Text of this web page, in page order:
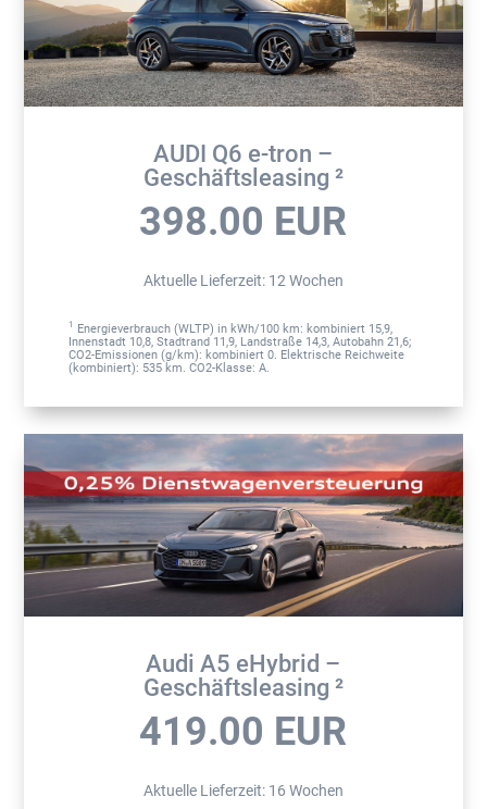
AUDI Q6 e-tron –
Geschäftsleasing ²
398.00 EUR
Aktuelle Lieferzeit: 12 Wochen
1 Energieverbrauch (WLTP) in kWh/100 km: kombiniert 15,9,
Innenstadt 10,8, Stadtrand 11,9, Landstraße 14,3, Autobahn 21,6;
CO2-Emissionen (g/km): kombiniert 0. Elektrische Reichweite
(kombiniert): 535 km. CO2-Klasse: A.
Audi A5 eHybrid –
Geschäftsleasing ²
419.00 EUR
Aktuelle Lieferzeit: 16 Wochen